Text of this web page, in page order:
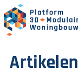
Artikelen